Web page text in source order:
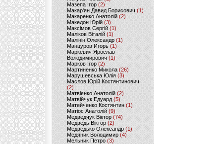
Мазепа Ігор (2)
Макар'ян Давид Борисович(1)
Макаренко Анатолій (2)
Македон Юрій(3)
Максімов Сергій (1)
Маліков Віталій (1)
Малінін Олександр (1)
Манцуров Игорь (1)
Маркевич Ярослав
Володимирович (1)
Марков Ігор (2)
Мартиненко Микола (26)
Марушевська Юлія (3)
Маслов Юрій Костянтинович
(2)
Матвієнко Анатолій (2)
Матвійчук Едуард(5)
Матейченко Костянтин (1)
Матіос Анатолій (9)
Медведчук Віктор(74)
Медведь Віктор (2)
Медведько Олександр (1)
Медяник Володимир(4)
Мельник Петро (3)